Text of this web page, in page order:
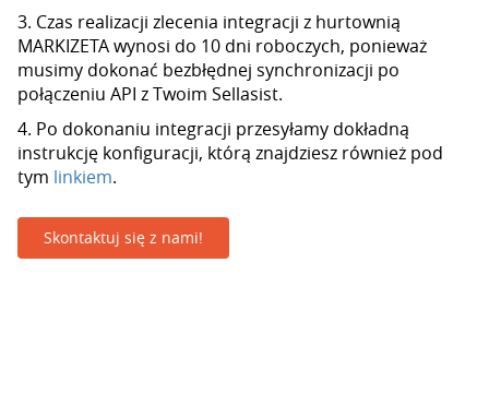
3. Czas realizacji zlecenia integracji z hurtownią
MARKIZETA wynosi do 10 dni roboczych, ponieważ
musimy dokonać bezbłędnej synchronizacji po
połączeniu API z Twoim Sellasist.
4. Po dokonaniu integracji przesyłamy dokładną
instrukcję konfiguracji, którą znajdziesz również pod
tym linkiem.
Skontaktuj się z nami!